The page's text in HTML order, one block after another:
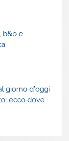
b&b e
giorno d’oggi
ecco dove